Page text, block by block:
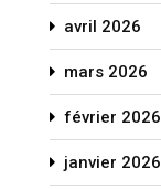
avril 2026
mars 2026
février 2026
janvier 2026